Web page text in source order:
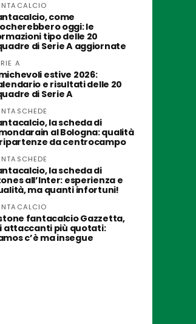
come
oggi: le
tipo delle 20
di Serie A aggiornate
A
estive 2026:
e risultati delle 20
di Serie A
la scheda di
al Bologna: qualità
da centrocampo
la scheda di
all’Inter: esperienza e
ma quanti infortuni!
fantacalcio Gazzetta,
attaccanti più quotati:
c’è ma insegue